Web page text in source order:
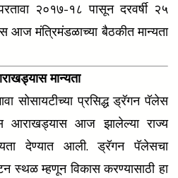
२०१७-१८ पासून दरवर्षी २५
आज मंत्रिमंडळाच्या बैठकीत मान्यता
मान्यता
सोसायटीच्या प्रसिद्ध ड्रॅगन पॅलेस
आराखड्यास आज झालेल्या राज्य
देण्यात आली. ड्रॅगन पॅलेसचा
स्थळ म्हणून विकास करण्यासाठी हा